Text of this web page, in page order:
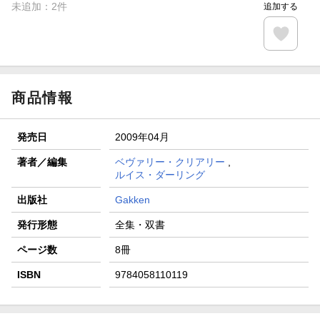
楽天モバイル紹介キャンペーンの拡散で300円OFFクーポン
条件達成で楽天限定・宝塚歌劇 宙組貸切公演ペアチケット
未追加： 2件 追加する
商品情報
発売日 2009年04月
著者／編集 ベヴァリー・クリアリー ,
ルイス・ダーリング
出版社 Gakken
発行形態 全集・双書
ページ数 8冊
ISBN 9784058110119